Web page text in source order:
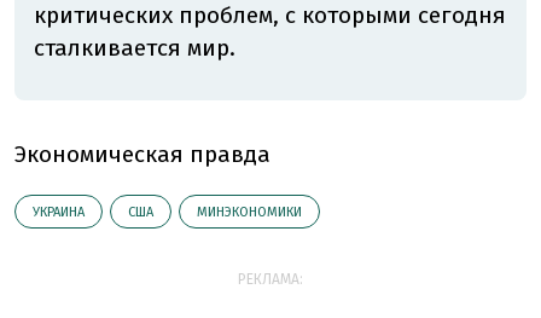
критических проблем, с которыми сегодня
сталкивается мир.
Экономическая правда
УКРАИНА США МИНЭКОНОМИКИ
РЕКЛАМА: